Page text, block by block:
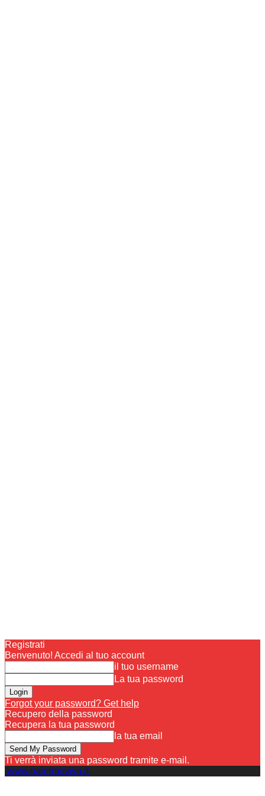
Registrati
Benvenuto! Accedi al tuo account
il tuo username
La tua password
Forgot your password? Get help
Recupero della password
Recupera la tua password
la tua email
Ti verrà inviata una password tramite e-mail.
www.palermoviva.it